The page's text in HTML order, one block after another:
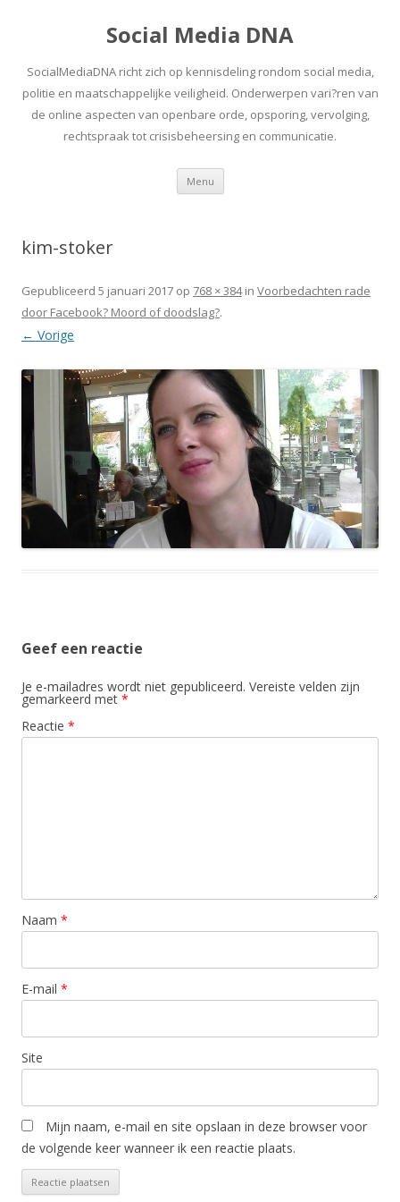
Social Media DNA
SocialMediaDNA richt zich op kennisdeling rondom social media,
politie en maatschappelijke veiligheid. Onderwerpen vari?ren van
de online aspecten van openbare orde, opsporing, vervolging,
rechtspraak tot crisisbeheersing en communicatie.
Menu Spring
inhoud
kim-stoker
Gepubliceerd 5 januari 2017 op 768 × 384in Voorbedachten rade
door Facebook? Moord of doodslag?.
← Vorige
Geef een reactie
Je e-mailadres wordt niet gepubliceerd. Vereiste velden zijn
gemarkeerd met *
Reactie *
Naam *
E-mail *
Site
Mijn naam, e-mail en site opslaan in deze browser voor
de volgende keer wanneer ik een reactie plaats.